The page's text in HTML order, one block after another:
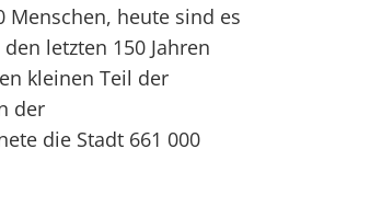
Menschen, heute sind es
letzten 150 Jahren
kleinen Teil der
der
die Stadt 661 000